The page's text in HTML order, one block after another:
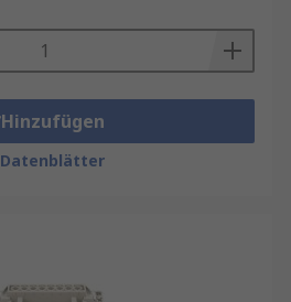
Hinzufügen
Datenblätter